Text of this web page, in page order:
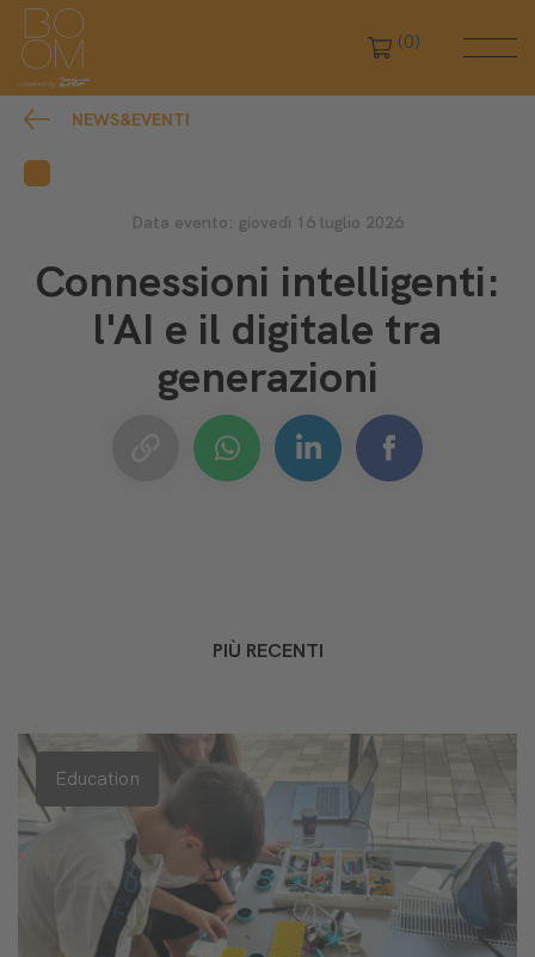
(0)
NEWS&EVENTI
Data evento: giovedì 16 luglio 2026
Connessioni intelligenti:
l'AI e il digitale tra
generazioni
PIÙ RECENTI
Education